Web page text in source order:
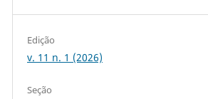
Edição
v. 11 n. 1 (2026)
Seção